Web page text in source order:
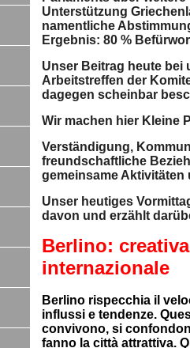
Unterstützung
namentliche
Ergebnis: 80 %
Unser Beitrag heute bei
Arbeitstreffen der
dagegen scheinbar
Wir machen hier Kleine
Verständigung,
freundschaftliche
gemeinsame Aktivitäten
Unser heutiges
davon und erzählt
Berlino:
internazionale
Berlino rispecchia il
influssi e tendenze.
convivono, si
fanno la città attrattiva.